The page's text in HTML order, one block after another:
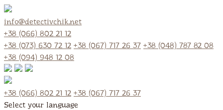
info@detectivchik.net
+38 (066) 802 21 12
+38 (073) 630 72 12 +38 (067) 717 26 37 +38 (048) 787 82 08
+38 (094) 948 12 08
+38 (066) 802 21 12 +38 (067) 717 26 37
Select your language